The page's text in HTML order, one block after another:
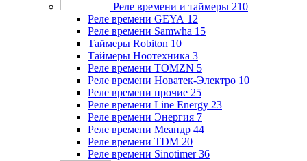
Реле времени и таймеры 210
Реле времени GEYA 12
Реле времени Samwha 15
Таймеры Robiton 10
Таймеры Ноотехника 3
Реле времени TOMZN 5
Реле времени Новатек-Электро 10
Реле времени прочие 25
Реле времени Line Energy 23
Реле времени Энергия 7
Реле времени Меандр 44
Реле времени TDM 20
Реле времени Sinotimer 36